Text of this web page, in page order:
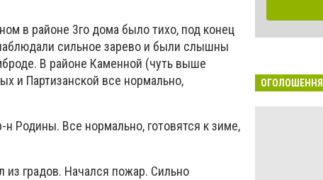
в районе 3го дома было тихо, под конец
сильное зарево и были слышны
В районе Каменной (чуть выше
и Партизанской все нормально,
Родины. Все нормально, готовятся к зиме,
из градов. Начался пожар. Сильно
ОГОЛОШЕННЯ